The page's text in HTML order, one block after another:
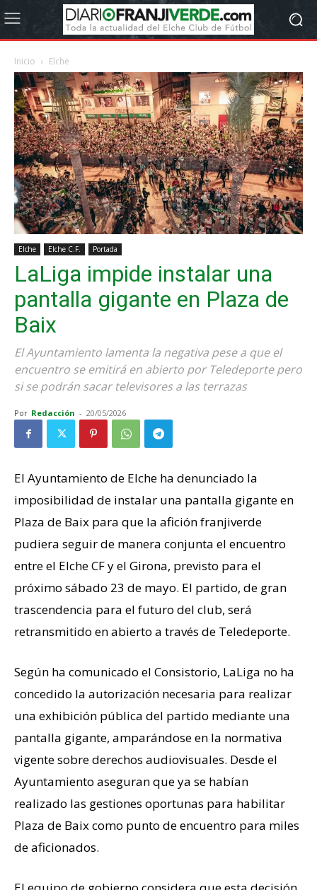
Inicio Elche
Elche Elche C.F. Portada
LaLiga impide instalar una
pantalla gigante en Plaza de
Baix
El Ayuntamiento lamenta la negativa pese a que el
encuentro se emitirá en abierto por Teledeporte pero
si se podrán sacar televisores a las terrazas
Por Redacción - 20/05/2026
El Ayuntamiento de Elche ha denunciado la
imposibilidad de instalar una pantalla gigante en
Plaza de Baix para que la afición franjiverde
pudiera seguir de manera conjunta el encuentro
entre el Elche CF y el Girona, previsto para el
próximo sábado 23 de mayo. El partido, de gran
trascendencia para el futuro del club, será
retransmitido en abierto a través de Teledeporte.
Según ha comunicado el Consistorio, LaLiga no ha
concedido la autorización necesaria para realizar
una exhibición pública del partido mediante una
pantalla gigante, amparándose en la normativa
vigente sobre derechos audiovisuales. Desde el
Ayuntamiento aseguran que ya se habían
realizado las gestiones oportunas para habilitar
Plaza de Baix como punto de encuentro para miles
de aficionados.